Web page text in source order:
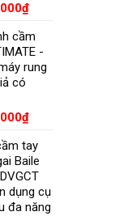
₫
cầm
-
rung
có
₫
tay
Baile
dụng cụ
đa năng